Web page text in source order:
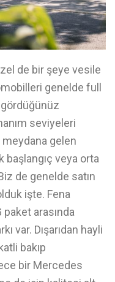
de bir şeye vesile
genelde full
seviyeleri
gelen
veya orta
de genelde satın
işte. Fena
arasında
var. Dışarıdan hayli
bakıp
bir Mercedes